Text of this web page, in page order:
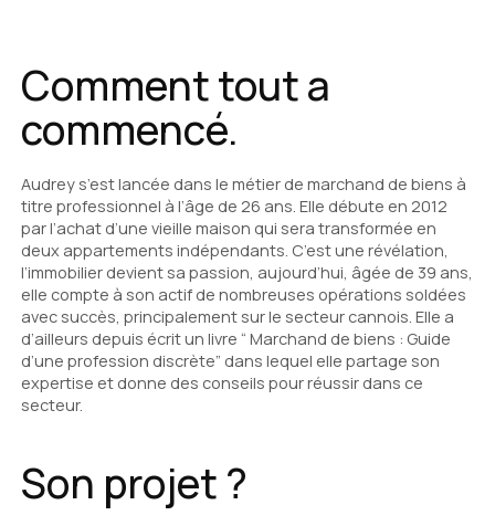
Comment tout a
commencé.
Audrey s’est lancée dans le métier de marchand de biens à
titre professionnel à l’âge de 26 ans. Elle débute en 2012
par l’achat d’une vieille maison qui sera transformée en
deux appartements indépendants. C’est une révélation,
l’immobilier devient sa passion, aujourd’hui, âgée de 39 ans,
elle compte à son actif de nombreuses opérations soldées
avec succès, principalement sur le secteur cannois. Elle a
d’ailleurs depuis écrit un livre “ Marchand de biens : Guide
d’une profession discrète” dans lequel elle partage son
expertise et donne des conseils pour réussir dans ce
secteur.
Son projet ?